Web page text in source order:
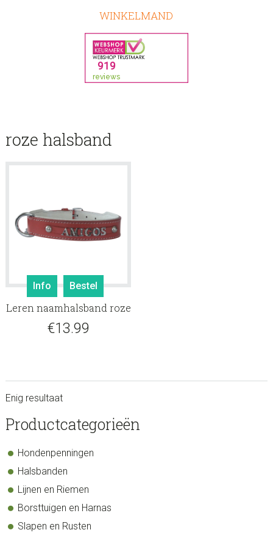
WINKELMAND
roze halsband
Info Bestel
Leren naamhalsband roze
€13.99
Enig resultaat
sidebar
Store
Productcategorieën
Hondenpenningen
Halsbanden
Lijnen en Riemen
Borsttuigen en Harnas
Slapen en Rusten